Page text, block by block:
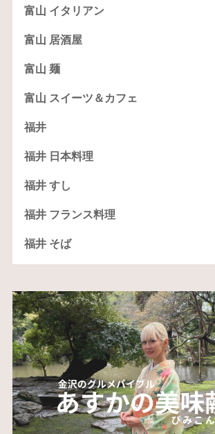
富山 イタリアン
富山 居酒屋
富山 麺
富山 スイーツ＆カフェ
福井
福井 日本料理
福井 すし
福井 フランス料理
福井 そば